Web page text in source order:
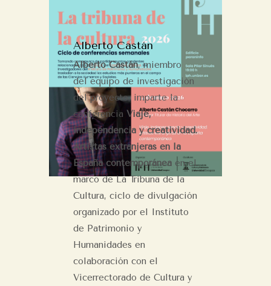
Alberto Castán
Alberto Castán, miembro
del equipo de investigación
del proyecto, imparte la
conferencia Viaje,
independencia y creatividad.
Artistas extranjeras en la
España contemporáneaen el
marco de La Tribuna de la
Cultura, ciclo de divulgación
organizado por el Instituto
de Patrimonio y
Humanidades en
colaboración con el
Vicerrectorado de Cultura y